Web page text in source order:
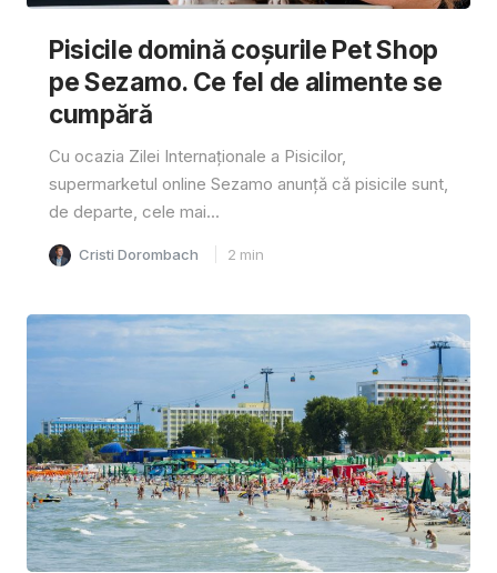
Pisicile domină coșurile Pet Shop
pe Sezamo. Ce fel de alimente se
cumpără
Cu ocazia Zilei Internaționale a Pisicilor,
supermarketul online Sezamo anunță că pisicile sunt,
de departe, cele mai...
Cristi Dorombach 2 min